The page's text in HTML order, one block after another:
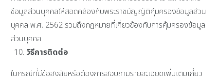
ข้อมูลส่วนบุคคลให้สอดคล้องกับพระราชบัญญัติคุ้มครองข้อมูลส่วน
บุคคล พ.ศ. 2562 รวมถึงกฎหมายที่เกี่ยวข้องกับการคุ้มครองข้อมูล
ส่วนบุคคล
วิธีการติดต่อ
ในกรณีที่มีข้อสงสัยหรือต้องการสอบถามรายละเอียดเพิ่มเติมเกี่ยว